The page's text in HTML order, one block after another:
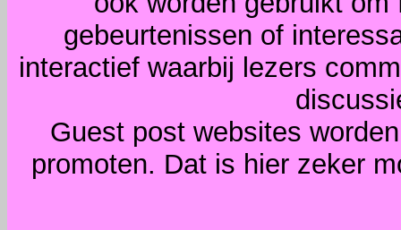
gebeurtenissen of
interactief waarbij lezers
Guest post websites
promoten. Dat is hier zeker